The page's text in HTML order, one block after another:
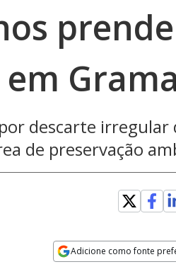
prende
descarte irregular
de preservação
Adicione como fonte